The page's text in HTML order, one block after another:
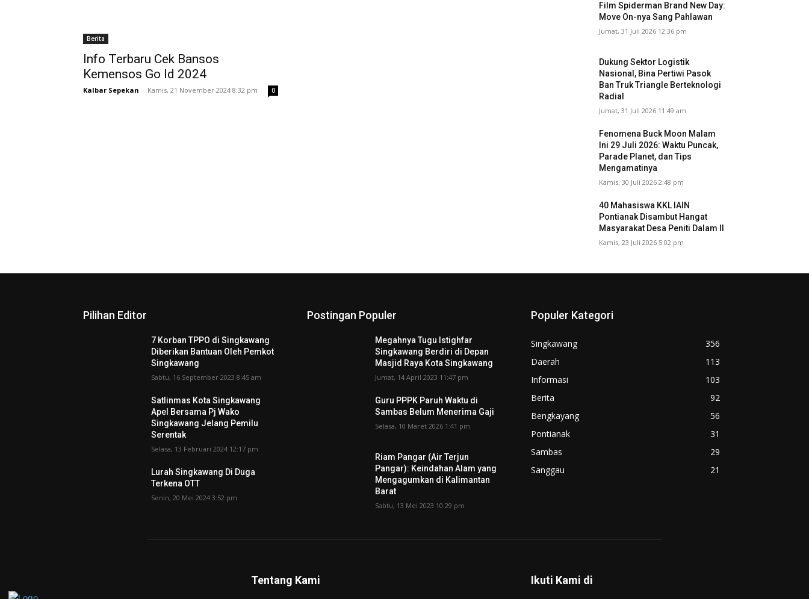
Berita
Info Terbaru Cek Bansos
Kemensos Go Id 2024
Kalbar Sepekan - Kamis, 21 November 2024 8:32 pm 0
Film Spiderman Brand New Day:
Move On-nya Sang Pahlawan
Jumat, 31 Juli 2026 12:36 pm
Dukung Sektor Logistik
Nasional, Bina Pertiwi Pasok
Ban Truk Triangle Berteknologi
Radial
Jumat, 31 Juli 2026 11:49 am
Fenomena Buck Moon Malam
Ini 29 Juli 2026: Waktu Puncak,
Parade Planet, dan Tips
Mengamatinya
Kamis, 30 Juli 2026 2:48 pm
40 Mahasiswa KKL IAIN
Pontianak Disambut Hangat
Masyarakat Desa Peniti Dalam II
Kamis, 23 Juli 2026 5:02 pm
Pilihan Editor
7 Korban TPPO di Singkawang
Diberikan Bantuan Oleh Pemkot
Singkawang
Sabtu, 16 September 2023 8:45 am
Satlinmas Kota Singkawang
Apel Bersama Pj Wako
Singkawang Jelang Pemilu
Serentak
Selasa, 13 Februari 2024 12:17 pm
Lurah Singkawang Di Duga
Terkena OTT
Senin, 20 Mei 2024 3:52 pm
Postingan Populer
Megahnya Tugu Istighfar
Singkawang Berdiri di Depan
Masjid Raya Kota Singkawang
Jumat, 14 April 2023 11:47 pm
Guru PPPK Paruh Waktu di
Sambas Belum Menerima Gaji
Selasa, 10 Maret 2026 1:41 pm
Riam Pangar (Air Terjun
Pangar): Keindahan Alam yang
Mengagumkan di Kalimantan
Barat
Sabtu, 13 Mei 2023 10:29 pm
Populer Kategori
Singkawang
356
Daerah
113
Informasi
103
Berita
92
Bengkayang
56
Pontianak
31
Sambas
29
Sanggau
21
Tentang Kami Ikuti Kami di